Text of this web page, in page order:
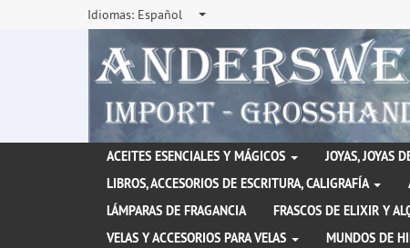
Idiomas: Español
ACEITES ESENCIALES Y MÁGICOS JOYAS, JOYAS
LIBROS, ACCESORIOS DE ESCRITURA, CALIGRAFÍA
LÁMPARAS DE FRAGANCIA
FRASCOS DE ELIXIR Y
VELAS Y ACCESORIOS PARA VELAS
MUNDOS DE